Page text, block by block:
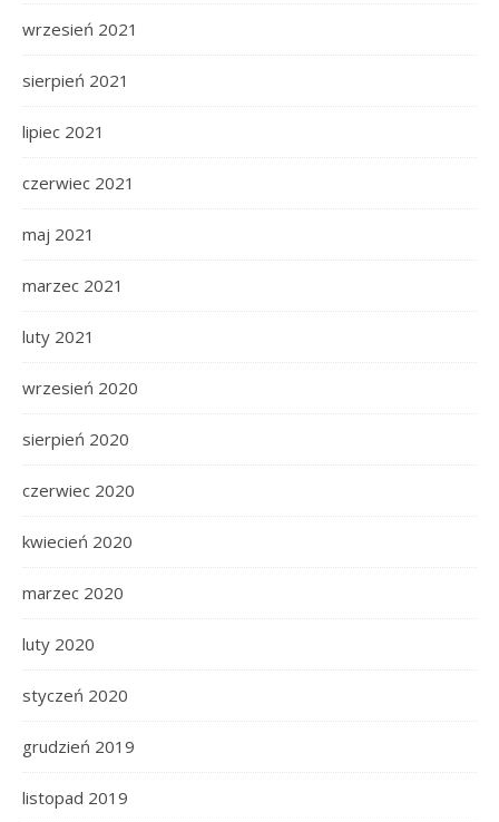
wrzesień 2021
sierpień 2021
lipiec 2021
czerwiec 2021
maj 2021
marzec 2021
luty 2021
wrzesień 2020
sierpień 2020
czerwiec 2020
kwiecień 2020
marzec 2020
luty 2020
styczeń 2020
grudzień 2019
listopad 2019